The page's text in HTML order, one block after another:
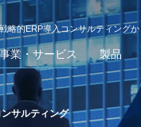
戦略的ERP導入コンサルティング
事業・サービス 製品
ンサルティング